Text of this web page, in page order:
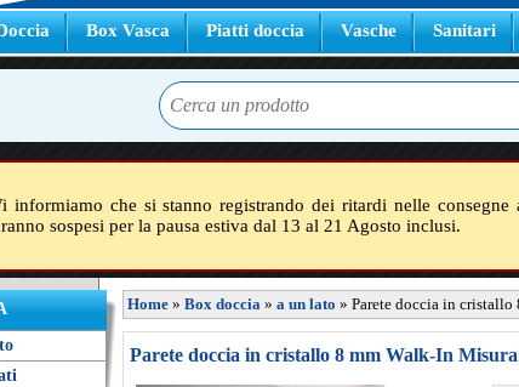
Box Vasca Piatti doccia Vasche Sanitari
informiamo che si stanno registrando dei ritardi nelle
sospesi per la pausa estiva dal 13 al 21 Agosto inclusi.
Home » Box doccia » a un lato » Parete doccia in
Parete doccia in cristallo 8 mm Walk-In